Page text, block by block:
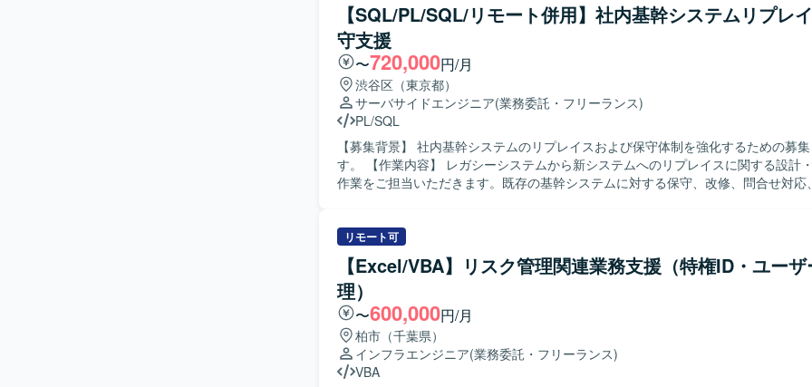
【SQL/PL/SQL/リモート併用】社内基幹システムリプレ
守支援
〜720,000円/月
渋谷区（東京都）
サーバサイドエンジニア(業務委託・フリーランス)
PL/SQL
【募集背景】 社内基幹システムのリプレイスおよび保守体制を強化するための募
す。 【作業内容】 レガシーシステムから新システムへのリプレイスに関する設計・開発・移行
作業をご担当いただきます。既存の基幹システムに対する保守、改修、問合せ対応
連の作業をお願いいたします。 【求める人物像】 関係者と円滑にコミュニケーションを取りな
がら主体的に動いていただける方を求めております。既存システムの仕様を自らキ
プし、課題に対して粘り強く対応できる方が望ましいです。 【ポジションの魅力】 基幹システ
ムのリプレイスおよび保守を通じて、上流から下流まで一貫した業務に携わること
す。長期的な保守・改善を通じて業務理解と技術力を同時に高めることができ、
を活用したシステム開発・保守の経験を深められます。 【開発環境】 SQLおよびPL/SQLを中
心とした基幹システム環境での開発・保守となります。Oracle関連技術を利用した
想定されます。
リモート可
【Excel/VBA】リスク管理関連業務支援（特権ID・ユー
理）
〜600,000円/月
柏市（千葉県）
インフラエンジニア(業務委託・フリーランス)
VBA